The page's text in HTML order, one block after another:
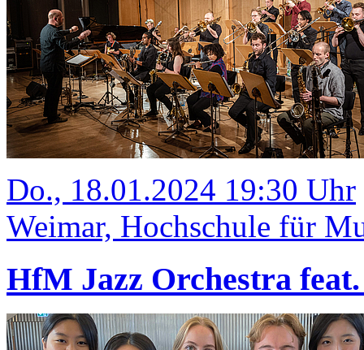
Do., 18.01.2024 19:30 Uhr
Weimar, Hochschule für
HfM Jazz Orchestra